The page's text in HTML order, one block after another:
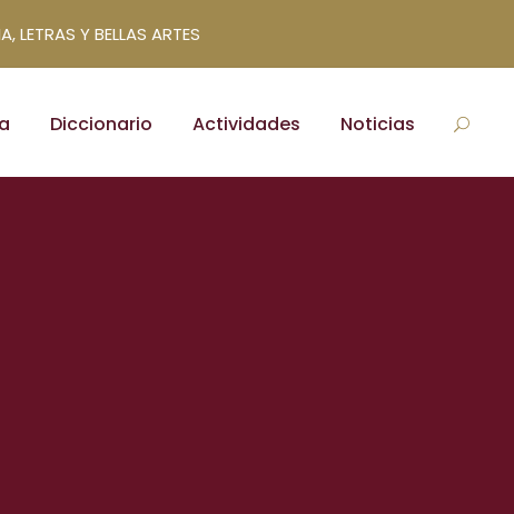
LETRAS Y BELLAS ARTES
Diccionario Actividades Noticias